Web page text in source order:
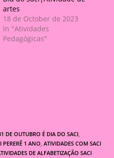
artes
18 de October de 2023
In "Atividades
Pedagógicas"
DE OUTUBRO É DIA DO SACI,
PERERÊ 1 ANO, ATIVIDADES COM SACI
DE ALFABETIZAÇÃO SACI